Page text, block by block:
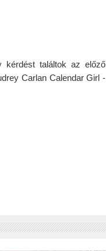
kérdést találtok az előző
Carlan Calendar Girl -